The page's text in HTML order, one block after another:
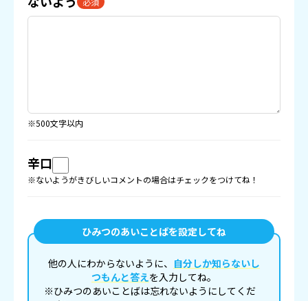
※500文字以内
辛口
※ないようがきびしいコメントの場合はチェックをつけてね！
ひみつのあいことばを設定してね
他の人にわからないように、 自分しか知らないし
つもんと答えを入力してね。
※ひみつのあいことばは忘れないようにしてくだ